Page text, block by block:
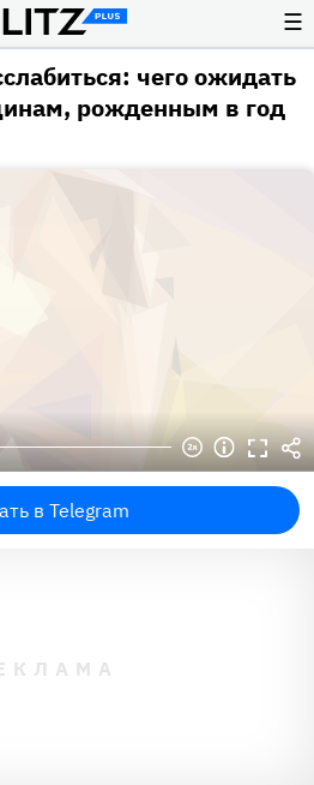
☰
чего ожидать
рожденным в год
в Telegram